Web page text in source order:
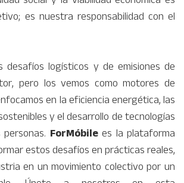
es nuestra responsabilidad con el
desafíos logísticos y de emisiones de
pero los vemos como motores de
en la eficiencia energética, las
y el desarrollo de tecnologías
ForMóbilees la plataforma
estos desafíos en prácticas reales,
en un movimiento colectivo por un